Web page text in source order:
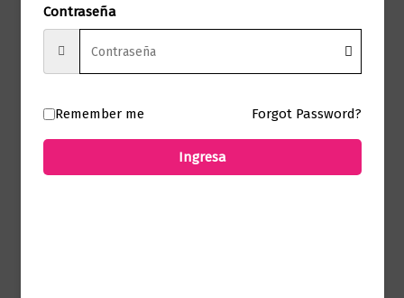
Presentación
No hay valoraciones aún.
Solo los usuarios registrados que hayan
Contraseña
Remember me Forgot Password?
Ingresa